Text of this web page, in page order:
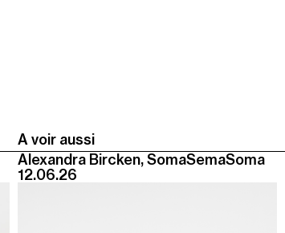
A voir aussi
Alexandra Bircken, SomaSemaSoma
12.06.26